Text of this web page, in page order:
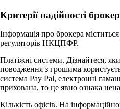
Критерії надійності
Інформація про брокера
регуляторів НКЦПФР.
Платіжні системи. Дізнайтеся,
поводження з грошима
система Pay Pal, електронні
прихована, то це явно ознака
Кількість офісів. На